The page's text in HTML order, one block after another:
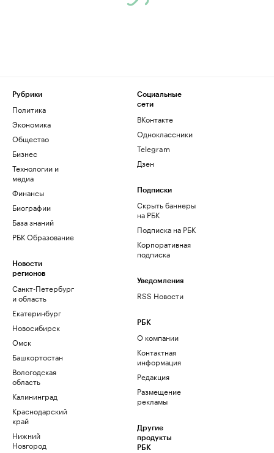
Рубрики
Политика
Экономика
Общество
Бизнес
Технологии и
медиа
Финансы
Биографии
База знаний
РБК Образование
Новости
регионов
Санкт-Петербург
и область
Екатеринбург
Новосибирск
Омск
Башкортостан
Вологодская
область
Калининград
Краснодарский
край
Нижний
Новгород
Социальные
сети
ВКонтакте
Одноклассники
Telegram
Дзен
Подписки
Скрыть баннеры
на РБК
Подписка на РБК
Корпоративная
подписка
Уведомления
RSS Новости
РБК
О компании
Контактная
информация
Редакция
Размещение
рекламы
Другие
продукты
РБК